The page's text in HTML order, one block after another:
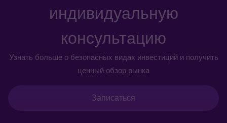
индивидуальную
консультацию
Узнать больше о безопасных видах инвестиций и получить
ценный обзор рынка
Записаться